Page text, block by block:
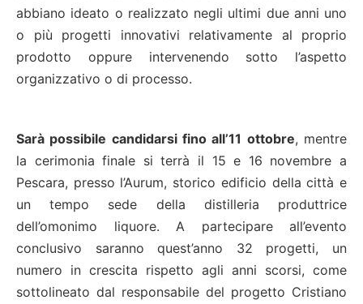
abbiano ideato o realizzato negli ultimi due anni uno
o più progetti innovativi relativamente al proprio
prodotto oppure intervenendo sotto l’aspetto
organizzativo o di processo.
Sarà possibile candidarsi fino all’11 ottobre, mentre
la cerimonia finale si terrà il 15 e 16 novembre a
Pescara, presso l’Aurum, storico edificio della città e
un tempo sede della distilleria produttrice
dell’omonimo liquore. A partecipare all’evento
conclusivo saranno quest’anno 32 progetti, un
numero in crescita rispetto agli anni scorsi, come
sottolineato dal responsabile del progetto Cristiano